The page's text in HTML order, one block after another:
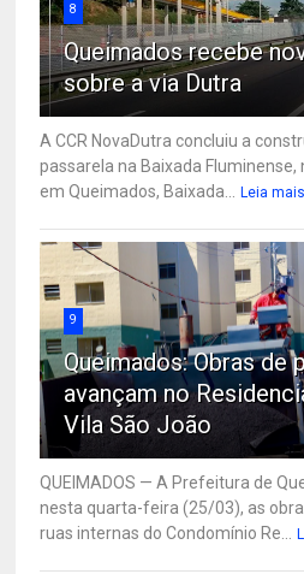
8
Queimados recebe
sobre a via Dutra
A CCR NovaDutra concluiu a
passarela na Baixada Fluminense,
em Queimados, Baixada...
Leia mais
9
Queimados: Obras de
avançam no
Vila São João
QUEIMADOS — A Prefeitura de
nesta quarta-feira (25/03), as
ruas internas do Condomínio Re...